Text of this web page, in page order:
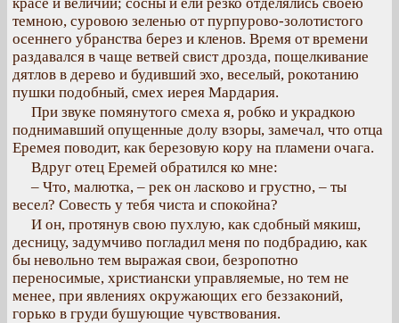
темною, суровою зеленью от пурпурово-золотистого
осеннего убранства берез и кленов. Время от времени
раздавался в чаще ветвей свист дрозда, пощелкивание
дятлов в дерево и будивший эхо, веселый, рокотанию
пушки подобный, смех иерея Мардария.
При звуке помянутого смеха я, робко и украдкою
поднимавший опущенные долу взоры, замечал, что отца
Еремея поводит, как березовую кору на пламени очага.
Вдруг отец Еремей обратился ко мне:
– Что, малютка, – рек он ласково и грустно, – ты
весел? Совесть у тебя чиста и спокойна?
И он, протянув свою пухлую, как сдобный мякиш,
десницу, задумчиво погладил меня по подбрадию, как
бы невольно тем выражая свои, безропотно
переносимые, христиански управляемые, но тем не
менее, при явлениях окружающих его беззаконий,
горько в груди бушующие чувствования.